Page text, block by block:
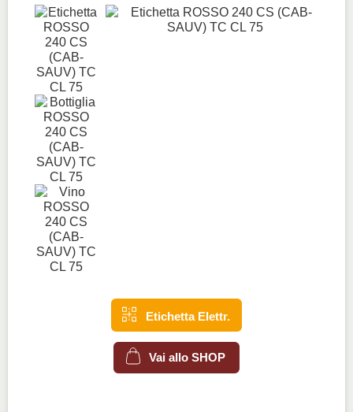
Etichetta Elettr.
Vai allo SHOP